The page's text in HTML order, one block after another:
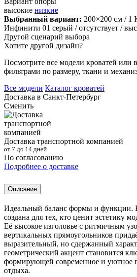
высокие низкие
Выбранный вариант: 200×200 см / 1
Инфинити 01 серый / отсутствует /
Другой сценарий выбора
Хотите другой дизайн?
Посмотрите все модели кроватей или
фильтрами по размеру, ткани и
Все модели Каталог кроватей
Доставка в Санкт-Петербург
Сменить
Доставка транспортной компанией
от 7 до 14 дней
По согласованию
Подробнее о доставке
Описание
Идеальный баланс формы и функции.
создана для тех, кто ценит эстетику
Её высокое изголовье с ритмичным
вертикальных прямоугольников
выразительный, но сдержанный
геометрический акцент становится
формирующей современное и уютное
отдыха.